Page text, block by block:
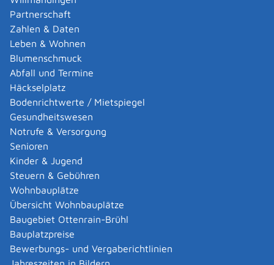
Partnerschaft
Zahlen & Daten
Leben & Wohnen
Blumenschmuck
Abfall und Termine
Häckselplatz
Bodenrichtwerte / Mietspiegel
Gesundheitswesen
Notrufe & Versorgung
Senioren
Kinder & Jugend
Steuern & Gebühren
Wohnbauplätze
Übersicht Wohnbauplätze
Baugebiet Ottenrain-Brühl
Bauplatzpreise
Bewerbungs- und Vergaberichtlinien
auch "extern" geteilt. Die ausgleichsberechtigte Person
erhält dadurch einen Anspruch auf eine Versorgung bei
einem von ihr ausgewählten anderen
Versorgungsträger als demjenigen, bei dem das
aufzuteilende Anrecht besteht.
Der Versorgungsträger der ausgleichspflichtigen Person
muss den Ausgleichswert als Kapitalbetrag an den
ausgewählten Versorgungsträger zahlen.
Wählt die ausgleichsberechtigte Person keine
Zielversorgung aus, so fließt der Kapitalbetrag in die
gesetzliche Rentenversicherung.
Handelt es sich um eine betriebliche Altersversorgung,
so wird der Kapitalbetrag in die
Versorgungsausgleichskasse überführt.
Tipp:Die Details der Berechnung und des
Ausgleichsmodus sind kompliziert. Lassen Sie sich von
einer Rechtsanwältin oder einem Rechtsanwalt
beraten.